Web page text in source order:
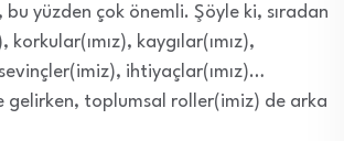
yüzden çok önemli. Şöyle ki, sıradan
korkular(ımız), kaygılar(ımız),
ihtiyaçlar(ımız)…
gelirken, toplumsal roller(imiz) de arka